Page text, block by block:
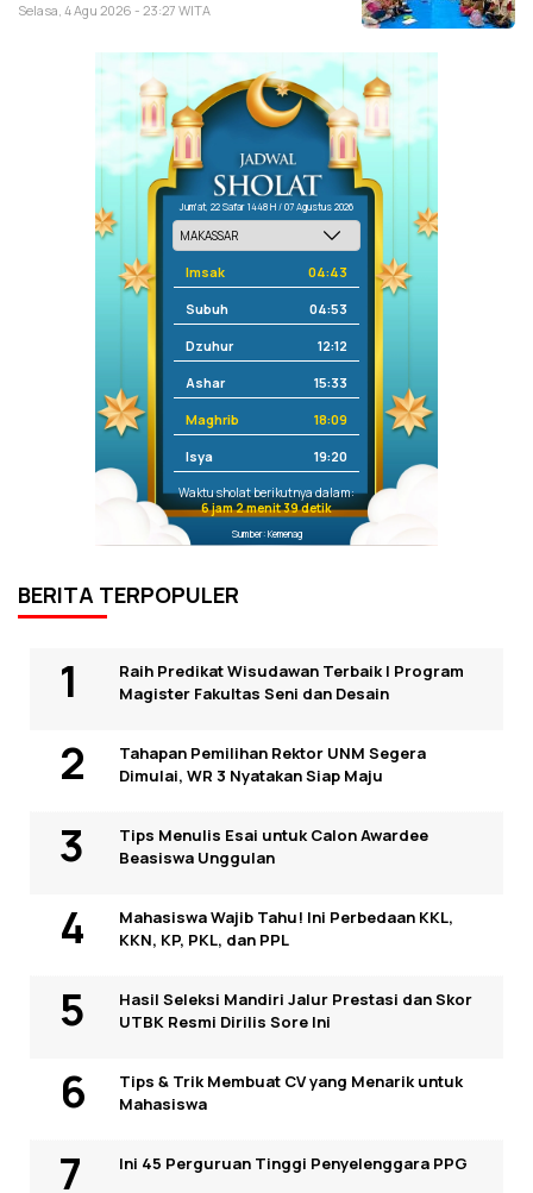
Selasa, 4 Agu 2026 - 23:27 WITA
Jum'at, 22 Safar 1448 H / 07 Agustus 2026
Imsak 04:43
Subuh 04:53
Dzuhur 12:12
Ashar 15:33
Maghrib 18:09
Isya 19:20
Waktu sholat berikutnya dalam:
6 jam 2 menit 39 detik
Sumber: Kemenag
BERITA TERPOPULER
Raih Predikat Wisudawan Terbaik I Program
Magister Fakultas Seni dan Desain
Tahapan Pemilihan Rektor UNM Segera
Dimulai, WR 3 Nyatakan Siap Maju
Tips Menulis Esai untuk Calon Awardee
Beasiswa Unggulan
Mahasiswa Wajib Tahu! Ini Perbedaan KKL,
KKN, KP, PKL, dan PPL
Hasil Seleksi Mandiri Jalur Prestasi dan Skor
UTBK Resmi Dirilis Sore Ini
Tips & Trik Membuat CV yang Menarik untuk
Mahasiswa
Ini 45 Perguruan Tinggi Penyelenggara PPG